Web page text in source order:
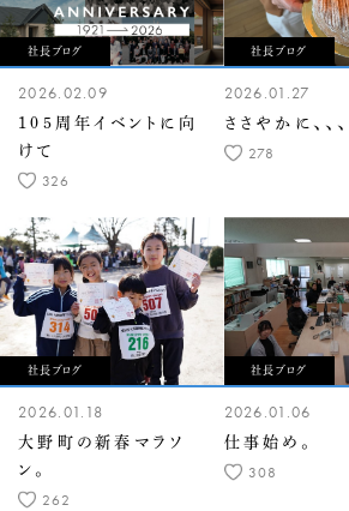
社長ブログ
2026.02.09
105周年イベントに向
けて
326
社長ブログ
2026.01.27
ささやかに、、、
278
社長ブログ
2026.01.18
大野町の新春マラソ
ン。
262
社長ブログ
2026.01.06
仕事始め。
308